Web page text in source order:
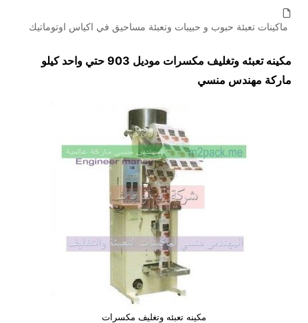
ماكينات تعبئة حبوب و حبيبات وتعبئة مساحيق في اكياس اوتوماتيك
مكينه تعبئه وتغليف مكسرات موديل 903 حتي واحد كيلو
ماركة مهندس منسي
مكينه تعبئه وتغليف مكسرات